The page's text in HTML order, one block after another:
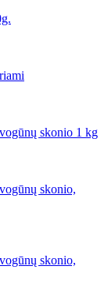
skonio 1 kg
skonio,
skonio,